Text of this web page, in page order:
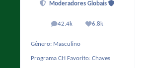
Moderadores Globais
42.4k
posts 6.8k
Reputação
Gênero: Masculino
Programa CH Favorito: Chaves